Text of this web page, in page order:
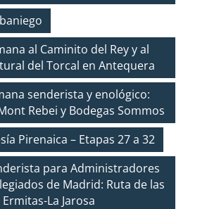
al Caminito del Rey y al
del Torcal en Antequera
senderista y enológico:
Rebei y Bodegas Sommos
Pirenaica – Etapas 27 a 32
para Administradores
de Madrid: Ruta de las
Ermitas-La Jarosa